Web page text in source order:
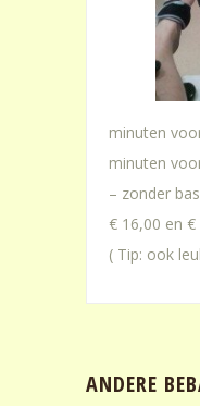
minuten
minuten
– zonder
€ 16,00 en €
( Tip: ook
ANDERE